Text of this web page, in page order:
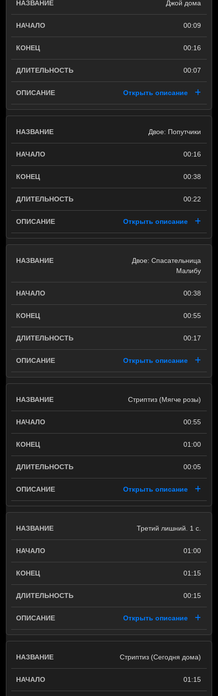
Джой дома
00:09
00:16
00:07
Открыть описание
Двое: Попутчики
00:16
00:38
00:22
Открыть описание
Двое: Спасательница
Малибу
00:38
00:55
00:17
Открыть описание
Стриптиз (Мягче розы)
00:55
01:00
00:05
Открыть описание
Третий лишний. 1 с.
01:00
01:15
00:15
Открыть описание
Стриптиз (Cегодня дома)
01:15